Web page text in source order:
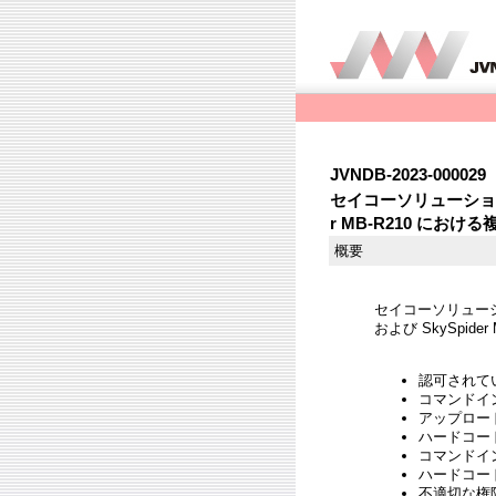
JVNDB-2023-000029
セイコーソリューシ
r MB-R210 における
概要
セイコーソリュー
および SkySpider
認可されて
コマンドイ
アップロー
ハードコー
コマンドイ
ハードコー